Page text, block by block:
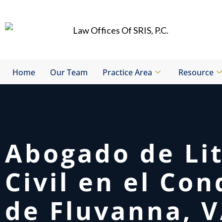
to
Home Our Team Practice Area Resource
Abogado de
Civil en el
de Fluvanna,